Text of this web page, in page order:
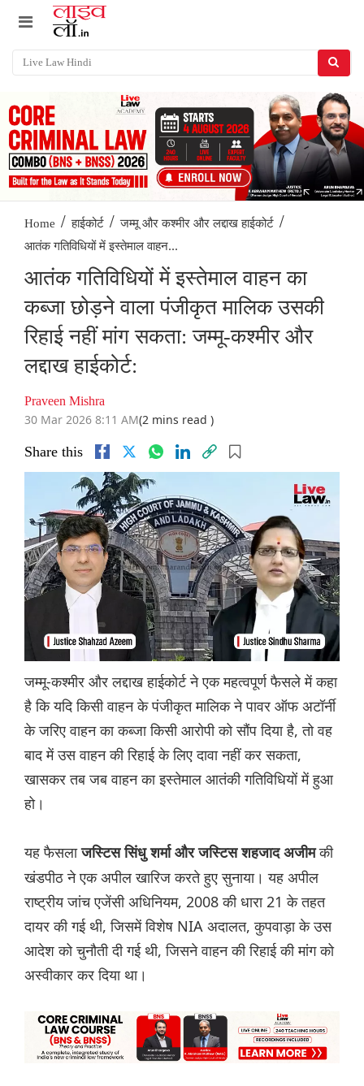
Home / हाईकोर्ट / जम्मू और कश्मीर और लद्दाख हाईकोर्ट /
आतंक गतिविधियों में इस्तेमाल वाहन...
आतंक गतिविधियों में इस्तेमाल वाहन का
कब्जा छोड़ने वाला पंजीकृत मालिक उसकी
रिहाई नहीं मांग सकता: जम्मू-कश्मीर और
लद्दाख हाईकोर्ट:
Praveen Mishra
30 Mar 2026 8:11 AM(2 mins read )
Share this
जम्मू-कश्मीर और लद्दाख हाईकोर्ट ने एक महत्वपूर्ण फैसले में कहा
है कि यदि किसी वाहन के पंजीकृत मालिक ने पावर ऑफ अटॉर्नी
के जरिए वाहन का कब्जा किसी आरोपी को सौंप दिया है, तो वह
बाद में उस वाहन की रिहाई के लिए दावा नहीं कर सकता,
खासकर तब जब वाहन का इस्तेमाल आतंकी गतिविधियों में हुआ
हो।
यह फैसलाजस्टिस सिंधु शर्मा और जस्टिस शहजाद अजीमकी
खंडपीठ ने एक अपील खारिज करते हुए सुनाया। यह अपील
राष्ट्रीय जांच एजेंसी अधिनियम, 2008 की धारा 21 के तहत
दायर की गई थी, जिसमें विशेष NIA अदालत, कुपवाड़ा के उस
आदेश को चुनौती दी गई थी, जिसने वाहन की रिहाई की मांग को
अस्वीकार कर दिया था।